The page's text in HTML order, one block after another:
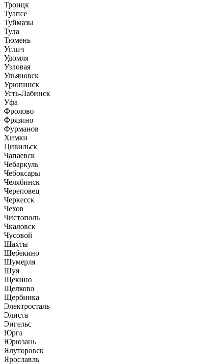
Троицк
Туапсе
Туймазы
Тула
Тюмень
Углич
Удомля
Узловая
Ульяновск
Урюпинск
Усть-Лабинск
Уфа
Фролово
Фрязино
Фурманов
Химки
Цивильск
Чапаевск
Чебаркуль
Чебоксары
Челябинск
Череповец
Черкесск
Чехов
Чистополь
Чкаловск
Чусовой
Шахты
Шебекино
Шумерля
Шуя
Щекино
Щелково
Щербинка
Электросталь
Элиста
Энгельс
Юрга
Юрюзань
Ялуторовск
Ярославль